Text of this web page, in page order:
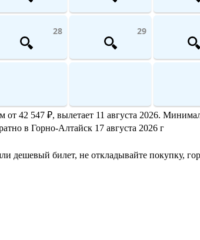
28 29
42 547 ₽, вылетает 11 августа 2026.
в Горно-Алтайск 17 августа 2026 г
дешевый билет, не откладывайте покупку,